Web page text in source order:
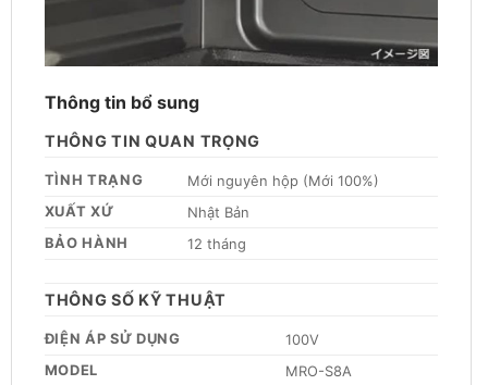
Thông tin bổ sung
THÔNG TIN QUAN TRỌNG
TÌNH TRẠNG
Mới nguyên hộp (Mới 100%)
XUẤT XỨ
Nhật Bản
BẢO HÀNH
12 tháng
THÔNG SỐ KỸ THUẬT
ĐIỆN ÁP SỬ DỤNG
100V
MODEL
MRO-S8A